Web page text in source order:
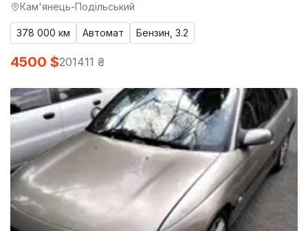
Кам'янець-Подільський
378 000 км Автомат Бензин, 3.2
4500 $201411 ₴